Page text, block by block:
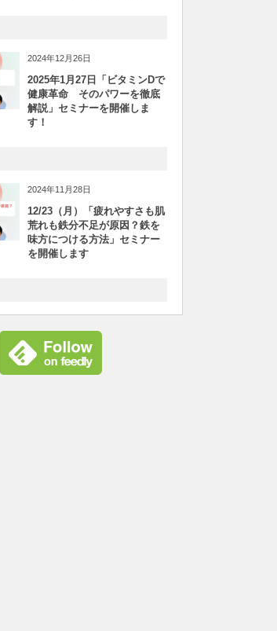
2024年12月26日
2025年1月27日「ビタミンDで
健康革命 そのパワーを徹底
解説」セミナーを開催しま
す！
2024年11月28日
12/23（月）「疲れやすさも肌
荒れも鉄分不足が原因？鉄を
味方につける方法」セミナー
を開催します